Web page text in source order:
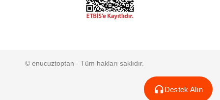
Destek Alın
© enucuztoptan - Tüm hakları saklıdır.